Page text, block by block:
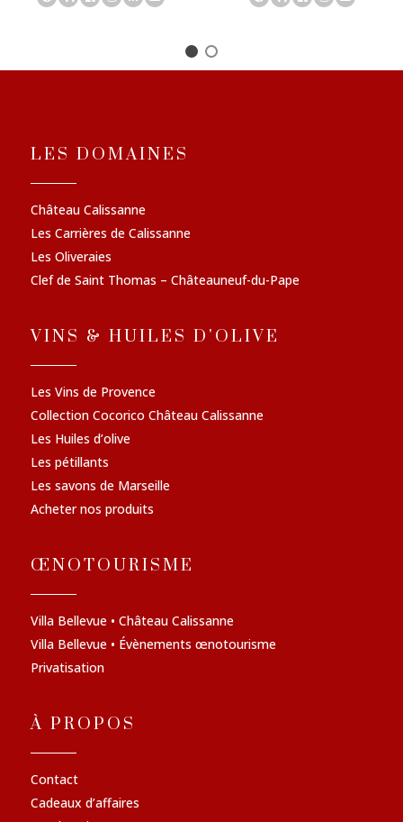
LES DOMAINES
Château Calissanne
Les Carrières de Calissanne
Les Oliveraies
Clef de Saint Thomas – Châteauneuf-du-Pape
VINS & HUILES D'OLIVE
Les Vins de Provence
Collection Cocorico Château Calissanne
Les Huiles d’olive
Les pétillants
Les savons de Marseille
Acheter nos produits
ŒNOTOURISME
Villa Bellevue • Château Calissanne
Villa Bellevue • Évènements œnotourisme
Privatisation
À PROPOS
Contact
Cadeaux d’affaires